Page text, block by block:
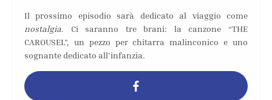
Il prossimo episodio sarà dedicato al viaggio come
nostalgia. Ci saranno tre brani: la canzone “THE
CAROUSEL”, un pezzo per chitarra malinconico e uno
sognante dedicato all’infanzia.